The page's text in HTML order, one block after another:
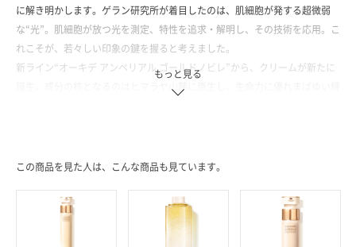
に解き明かします。ゲラン研究所が着目したのは、肌細胞が発する超微弱
な“光”。肌細胞が放つ光を測定、特性を追求・解明し、その技術を応用。こ
れこそが、若々しい印象の鍵を握ると考えました。
新ライン“オーキデ アンペリアル ゴールドノビレ”から、クリームが新たに
誕生。成分の核となるのはヒマラヤ山麓に原生し、生命力に優れまばゆい輝
(*4)を叶え、使うたび肌はなめらかに整い、澄んだ明るさ(*5)と透明感を湛
若々しい印象をその肌へ。
もっと見る
この商品を見た人は、こんな商品も見ています。